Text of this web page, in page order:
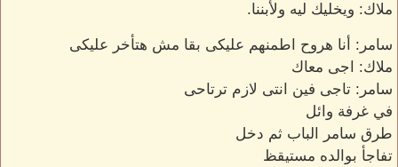
ملاك: ويخليك ليه ولأبننا.
سامر: أنا هروح اطمنهم عليكى بقا مش هتأخر عليكى
ملاك: اجى معاك
سامر: تاجى فين انتى لازم ترتاحى
في غرفة وائل
طرق سامر الباب ثم دخل
تفاجأ بوالده مستيقظ